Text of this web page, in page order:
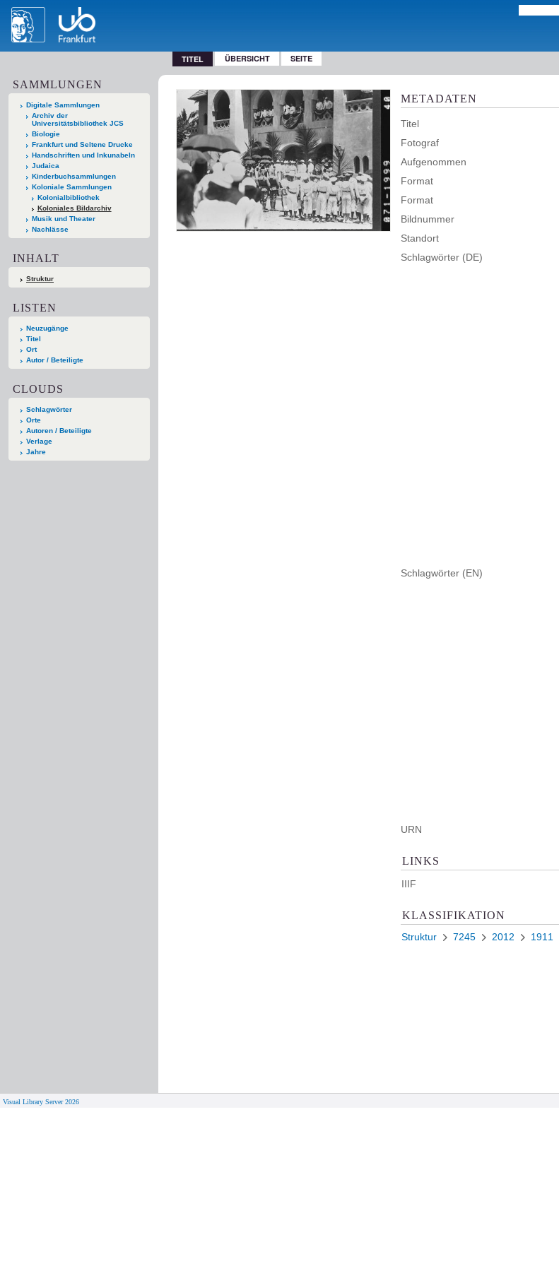
TITEL ÜBERSICHT SEITE
SAMMLUNGEN
Digitale Sammlungen
Archiv der
Universitätsbibliothek JCS
Biologie
Frankfurt und Seltene Drucke
Handschriften und Inkunabeln
Judaica
Kinderbuchsammlungen
Koloniale Sammlungen
Kolonialbibliothek
Koloniales Bildarchiv
Musik und Theater
Nachlässe
INHALT
Struktur
LISTEN
Neuzugänge
Titel
Ort
Autor / Beteiligte
CLOUDS
Schlagwörter
Orte
Autoren / Beteiligte
Verlage
Jahre
METADATEN
Titel
Fotograf
Aufgenommen
Format
Format
Bildnummer
Standort
Schlagwörter (DE)
Schlagwörter (EN)
URN
LINKS
IIIF
KLASSIFIKATION
Struktur 7245 2012 1911
Visual Library Server 2026